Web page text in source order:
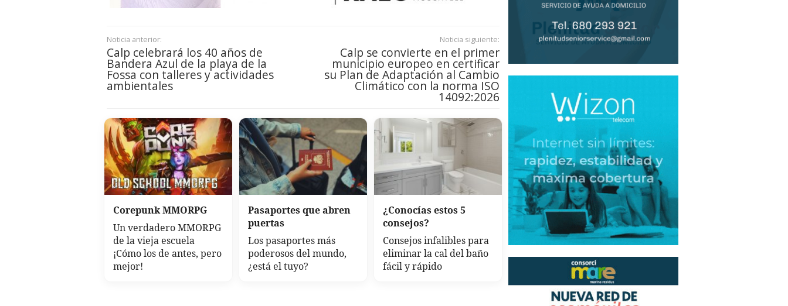
Noticia anterior:
Calp celebrará los 40 años de
Bandera Azul de la playa de la
Fossa con talleres y actividades
ambientales
Noticia siguiente:
Calp se convierte en el primer
municipio europeo en certificar
su Plan de Adaptación al Cambio
Climático con la norma ISO
14092:2026
Corepunk MMORPG
Un verdadero MMORPG
de la vieja escuela
¡Cómo los de antes, pero
mejor!
Pasaportes que abren
puertas
Los pasaportes más
poderosos del mundo,
¿está el tuyo?
¿Conocías estos 5
consejos?
Consejos infalibles para
eliminar la cal del baño
fácil y rápido